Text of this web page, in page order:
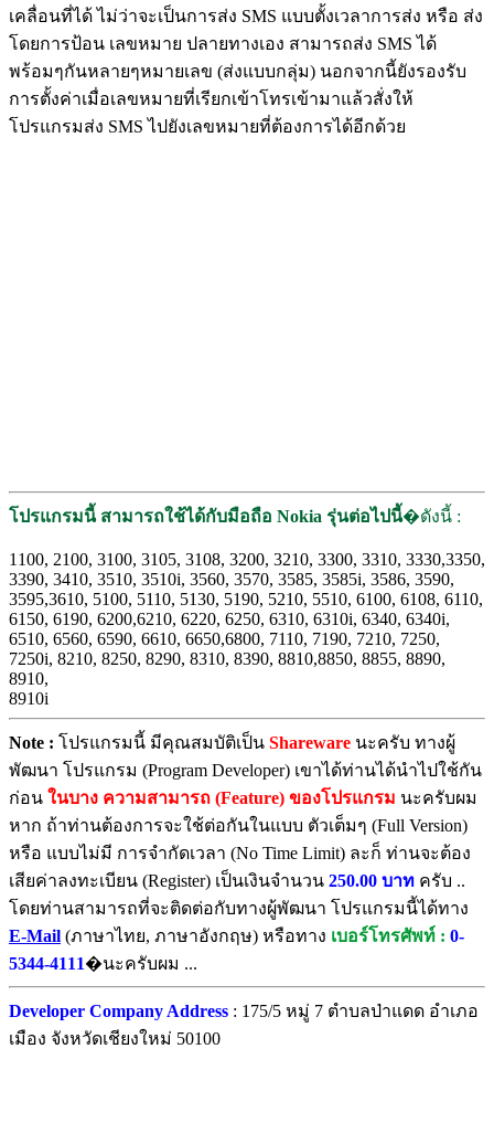
เคลื่อนที่ได้ ไม่ว่าจะเป็นการส่ง SMS แบบตั้งเวลาการส่ง หรือ ส่ง
โดยการป้อน เลขหมาย ปลายทางเอง สามารถส่ง SMS ได้
พร้อมๆกันหลายๆหมายเลข (ส่งแบบกลุ่ม) นอกจากนี้ยังรองรับ
การตั้งค่าเมื่อเลขหมายที่เรียกเข้าโทรเข้ามาแล้วสั่งให้
โปรแกรมส่ง SMS ไปยังเลขหมายที่ต้องการได้อีกด้วย
โปรแกรมนี้ สามารถใช้ได้กับมือถือ Nokia รุ่นต่อไปนี้�ดังนี้ :
1100, 2100, 3100, 3105, 3108, 3200, 3210, 3300, 3310, 3330,3350,
3390, 3410, 3510, 3510i, 3560, 3570, 3585, 3585i, 3586, 3590,
3595,3610, 5100, 5110, 5130, 5190, 5210, 5510, 6100, 6108, 6110,
6150, 6190, 6200,6210, 6220, 6250, 6310, 6310i, 6340, 6340i,
6510, 6560, 6590, 6610, 6650,6800, 7110, 7190, 7210, 7250,
7250i, 8210, 8250, 8290, 8310, 8390, 8810,8850, 8855, 8890,
8910,
8910i
Note : โปรแกรมนี้ มีคุณสมบัติเป็น Shareware นะครับ ทางผู้
พัฒนา โปรแกรม (Program Developer) เขาได้ท่านได้นำไปใช้กัน
ก่อน ในบาง ความสามารถ (Feature) ของโปรแกรม นะครับผม
หาก ถ้าท่านต้องการจะใช้ต่อกันในแบบ ตัวเต็มๆ (Full Version)
หรือ แบบไม่มี การจำกัดเวลา (No Time Limit) ละก็ ท่านจะต้อง
เสียค่าลงทะเบียน (Register) เป็นเงินจำนวน 250.00 บาท ครับ ..
โดยท่านสามารถที่จะติดต่อกับทางผู้พัฒนา โปรแกรมนี้ได้ทาง
E-Mail (ภาษาไทย, ภาษาอังกฤษ) หรือทาง เบอร์โทรศัพท์ : 0-
5344-4111�นะครับผม ...
Developer Company Address : 175/5 หมู่ 7 ตำบลป่าแดด อำเภอ
เมือง จังหวัดเชียงใหม่ 50100